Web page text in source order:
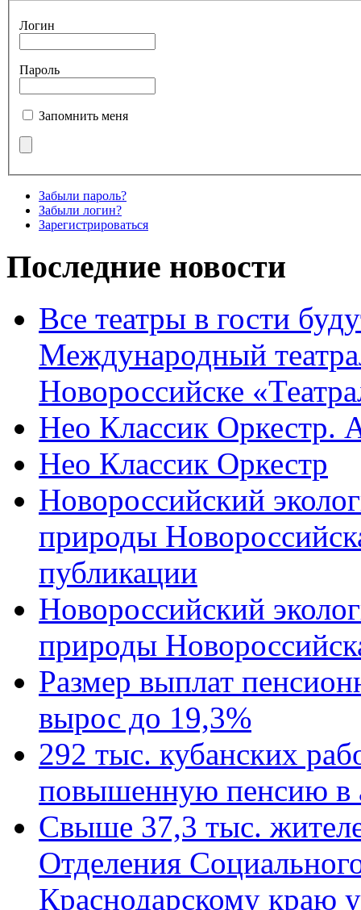
Логин
Пароль
Запомнить меня
Забыли пароль?
Забыли логин?
Зарегистрироваться
Последние новости
Все театры в гости
Международный
Новороссийске
Нео Классик Оркестр.
Нео Классик Оркестр
Новороссийский
природы
публикации
Новороссийский
природы
Размер выплат
вырос до 19,3%
292 тыс. кубанских
повышенную пенсию в
Свыше 37,3 тыс.
Отделения
Краснодарскому краю